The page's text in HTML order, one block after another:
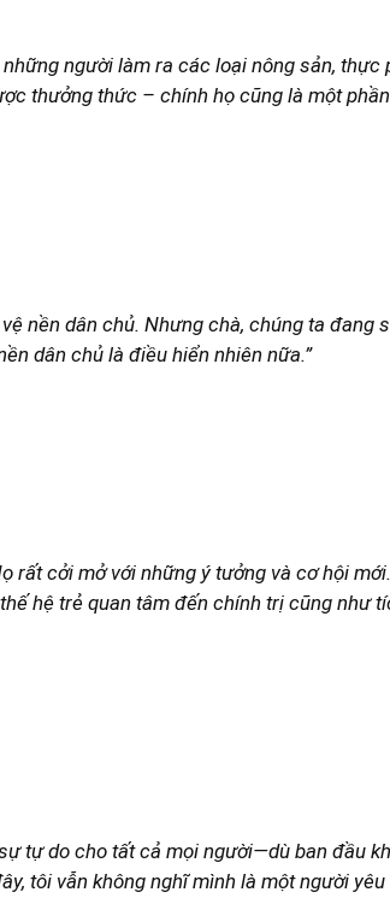
người làm ra các loại nông sản, thực
thưởng thức – chính họ cũng là một
nền dân chủ. Nhưng chà, chúng ta đang
dân chủ là điều hiển nhiên nữa.”
rất cởi mở với những ý tưởng và cơ hội
hệ trẻ quan tâm đến chính trị cũng như
tự do cho tất cả mọi người—dù ban đầu
tôi vẫn không nghĩ mình là một người